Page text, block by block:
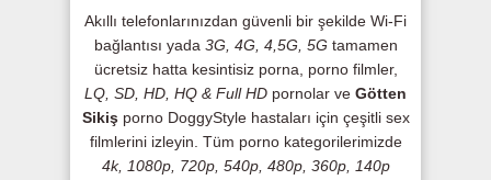
Akıllı telefonlarınızdan güvenli bir şekilde Wi-Fi
bağlantısı yada 3G, 4G, 4,5G, 5G tamamen
ücretsiz hatta kesintisiz porna, porno filmler,
LQ, SD, HD, HQ & Full HD pornolar ve Götten
Sikişporno DoggyStyle hastaları için çeşitli sex
filmlerini izleyin. Tüm porno kategorilerimizde
4k, 1080p, 720p, 540p, 480p, 360p, 140p